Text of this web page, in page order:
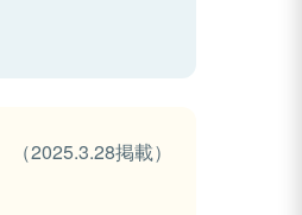
（2025.3.28掲載）